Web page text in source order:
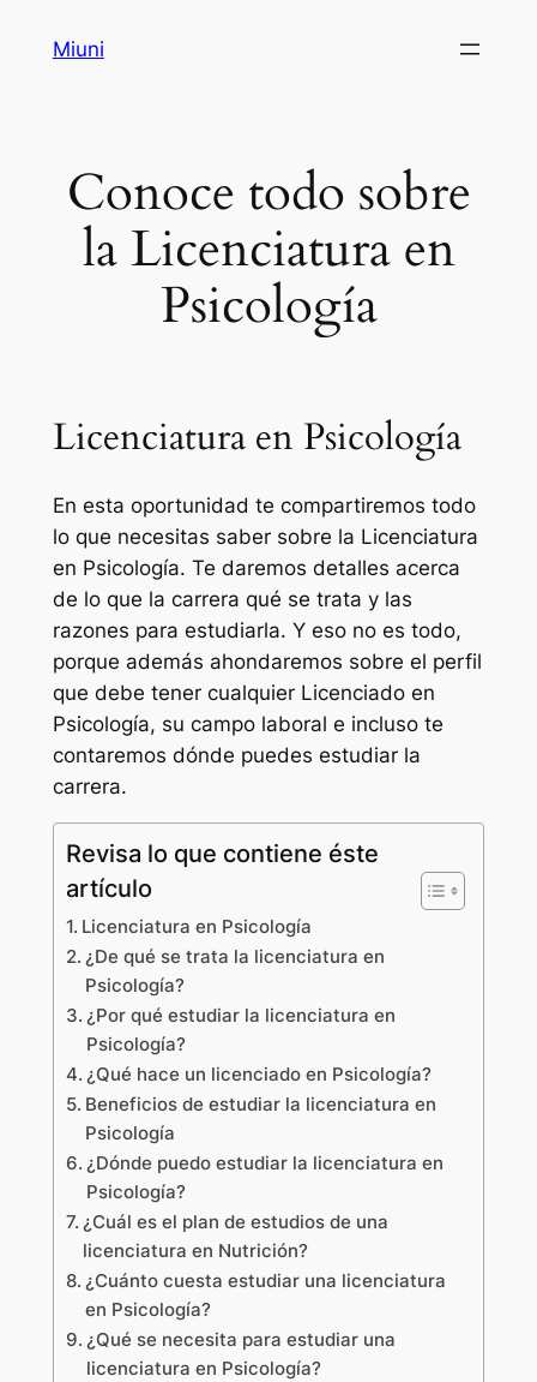
Miuni
Conoce todo sobre
la Licenciatura en
Psicología
Licenciatura en Psicología
En esta oportunidad te compartiremos todo
lo que necesitas saber sobre la Licenciatura
en Psicología. Te daremos detalles acerca
de lo que la carrera qué se trata y las
razones para estudiarla. Y eso no es todo,
porque además ahondaremos sobre el perfil
que debe tener cualquier Licenciado en
Psicología, su campo laboral e incluso te
contaremos dónde puedes estudiar la
carrera.
Revisa lo que contiene éste
artículo
Licenciatura en Psicología
¿De qué se trata la licenciatura en
Psicología?
¿Por qué estudiar la licenciatura en
Psicología?
¿Qué hace un licenciado en Psicología?
Beneficios de estudiar la licenciatura en
Psicología
¿Dónde puedo estudiar la licenciatura en
Psicología?
¿Cuál es el plan de estudios de una
licenciatura en Nutrición?
¿Cuánto cuesta estudiar una licenciatura
en Psicología?
¿Qué se necesita para estudiar una
licenciatura en Psicología?